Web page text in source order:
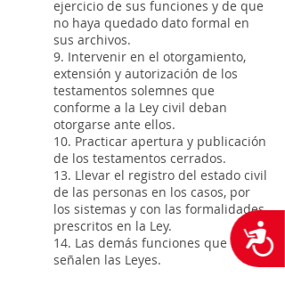
ejercicio de sus funciones y de que
no haya quedado dato formal en
sus archivos.
9. Intervenir en el otorgamiento,
extensión y autorización de los
testamentos solemnes que
conforme a la Ley civil deban
otorgarse ante ellos.
10. Practicar apertura y publicación
de los testamentos cerrados.
13. Llevar el registro del estado civil
de las personas en los casos, por
los sistemas y con las formalidades
prescritos en la Ley.
14. Las demás funciones que les
señalen las Leyes.